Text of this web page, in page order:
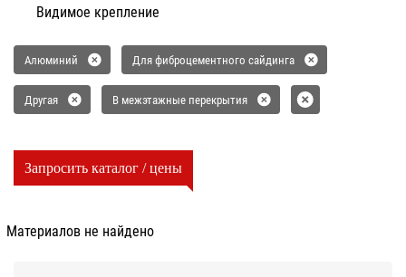
Видимое крепление
Алюминий Для фиброцементного сайдинга
Другая В межэтажные перекрытия
Запросить каталог / цены
Материалов не найдено